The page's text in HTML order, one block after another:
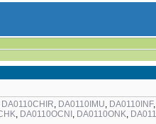
DA0110CHIR, DA0110IMU, DA0110INF,
, DA0110OCNI , DA0110ONK,